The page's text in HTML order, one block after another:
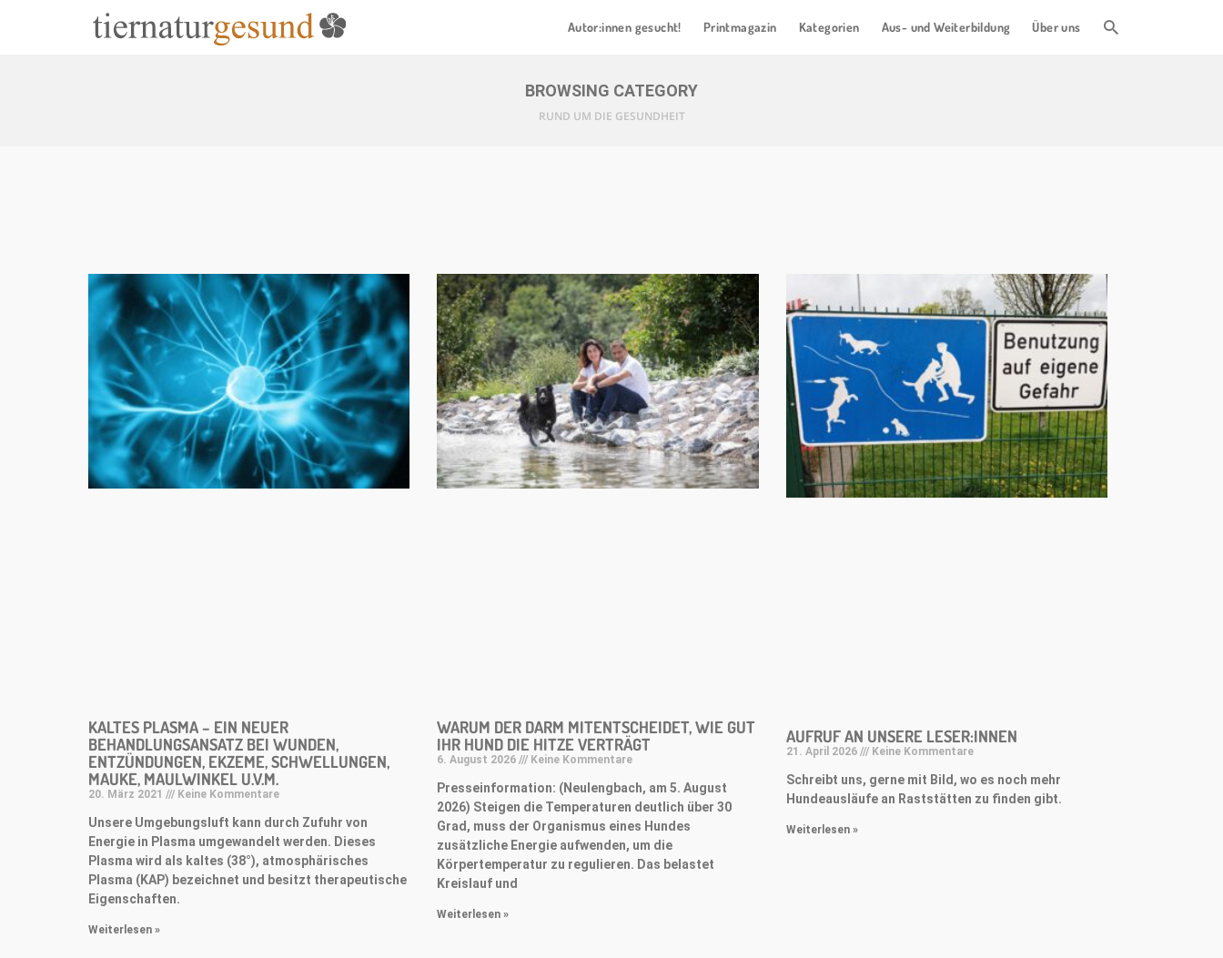
Autor:innen gesucht! Printmagazin Kategorien Aus- und Weiterbildung Über uns
BROWSING CATEGORY
RUND UM DIE GESUNDHEIT
KALTES PLASMA – EIN NEUER
BEHANDLUNGSANSATZ BEI WUNDEN,
ENTZÜNDUNGEN, EKZEME, SCHWELLUNGEN,
MAUKE, MAULWINKEL U.V.M.
20. März 2021 Keine Kommentare
Unsere Umgebungsluft kann durch Zufuhr von
Energie in Plasma umgewandelt werden. Dieses
Plasma wird als kaltes (38°), atmosphärisches
Plasma (KAP) bezeichnet und besitzt therapeutische
Eigenschaften.
Weiterlesen »
WARUM DER DARM MITENTSCHEIDET, WIE GUT
IHR HUND DIE HITZE VERTRÄGT
6. August 2026 Keine Kommentare
Presseinformation: (Neulengbach, am 5. August
2026) Steigen die Temperaturen deutlich über 30
Grad, muss der Organismus eines Hundes
zusätzliche Energie aufwenden, um die
Körpertemperatur zu regulieren. Das belastet
Kreislauf und
Weiterlesen »
AUFRUF AN UNSERE LESER:INNEN
21. April 2026 Keine Kommentare
Schreibt uns, gerne mit Bild, wo es noch mehr
Hundeausläufe an Raststätten zu finden gibt.
Weiterlesen »